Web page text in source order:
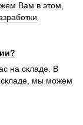
Вам в этом,
на складе. В
складе, мы можем